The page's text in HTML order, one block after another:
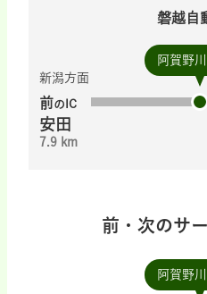
磐越自
阿賀野
新潟方面
前のIC
安田
7.9 km
前・次のサ
阿賀野